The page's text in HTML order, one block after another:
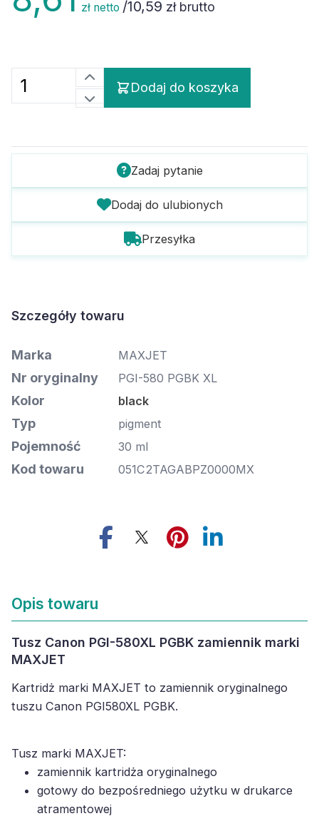
zł netto /10,59 zł brutto
Dodaj do koszyka
Zadaj pytanie
Dodaj do ulubionych
Przesyłka
Szczegóły towaru
Marka MAXJET
Nr oryginalny PGI-580 PGBK XL
Kolor black
Typ pigment
Pojemność 30 ml
Kod towaru 051C2TAGABPZ0000MX
Opis towaru
Tusz Canon PGI-580XL PGBK zamiennik marki
MAXJET
Kartridż marki MAXJET to zamiennik oryginalnego
tuszu Canon PGI580XL PGBK.
Tusz marki MAXJET:
zamiennik kartridża oryginalnego
gotowy do bezpośredniego użytku w drukarce
atramentowej